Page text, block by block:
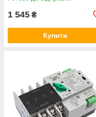
1 545 ₴
Купити